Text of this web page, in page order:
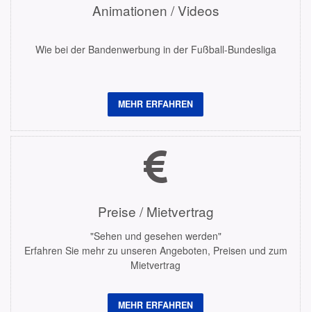
Animationen / Videos
Wie bei der Bandenwerbung in der Fußball-Bundesliga
MEHR ERFAHREN
Preise / Mietvertrag
"Sehen und gesehen werden"
Erfahren Sie mehr zu unseren Angeboten, Preisen und zum
Mietvertrag
MEHR ERFAHREN